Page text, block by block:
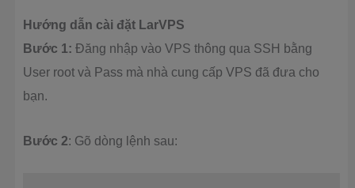
Hướng dẫn cài đặt LarVPS
Bước 1: Đăng nhập vào VPS thông qua SSH bằng
User root và Pass mà nhà cung cấp VPS đã đưa cho
bạn.
Bước 2: Gõ dòng lệnh sau: